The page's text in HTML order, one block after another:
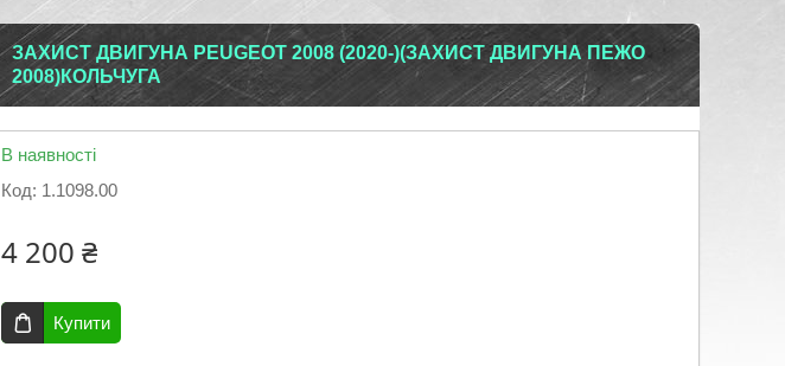
ЗАХИСТ ДВИГУНА PEUGEOT 2008 (2020-)(ЗАХИСТ ДВИГУНА ПЕЖО
2008)КОЛЬЧУГА
В наявності
Код: 1.1098.00
4 200 ₴
Купити